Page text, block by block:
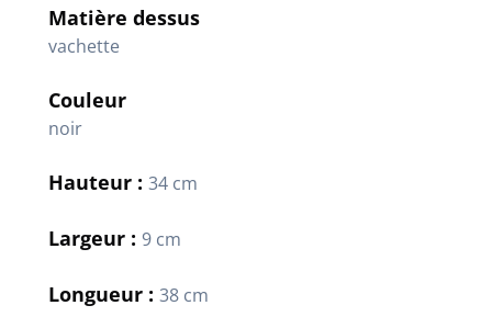
Matière dessus
vachette
Couleur
noir
Hauteur : 34 cm
Largeur : 9 cm
Longueur : 38 cm